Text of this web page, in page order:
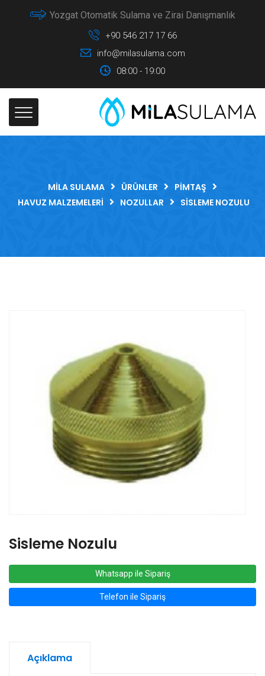
Yozgat Otomatik Sulama ve Zirai Danışmanlık
+90 546 217 17 66
info@milasulama.com
08:00 - 19:00
MILA SULAMA ÜRÜNLER
PIMTAŞ
HAVUZ MALZEMELERI
NOZULLAR SISLEME NOZULU
Sisleme Nozulu
Whatsapp ile Sipariş
Telefon ile Sipariş
Açıklama